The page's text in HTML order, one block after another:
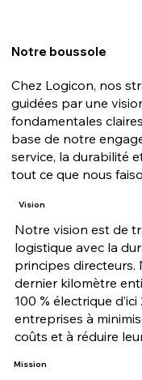
Vision
Notre vision est de
logistique avec la
principes directeurs.
dernier kilomètre
100 % électrique
entreprises à
coûts et à réduire
Mission
Notre boussole
Chez Logicon, nos
guidées par une
fondamentales
base de notre
service, la durabilité
tout ce que nous